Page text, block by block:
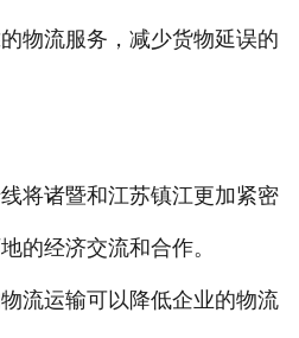
物流服务，减少货物延误的
将诸暨和江苏镇江更加紧密
的经济交流和合作。
流运输可以降低企业的物流